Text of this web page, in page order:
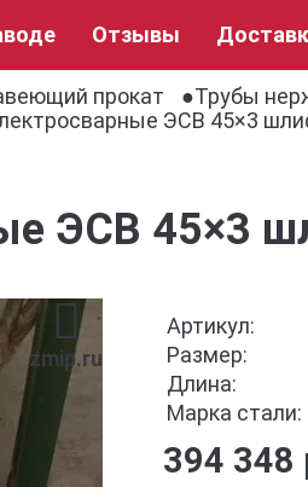
Отзывы
прокат
Трубы
ЭСВ 45×3
ЭСВ 45×3
zmip.ru
Артикул:
Размер:
Длина:
Марка стали:
394 348